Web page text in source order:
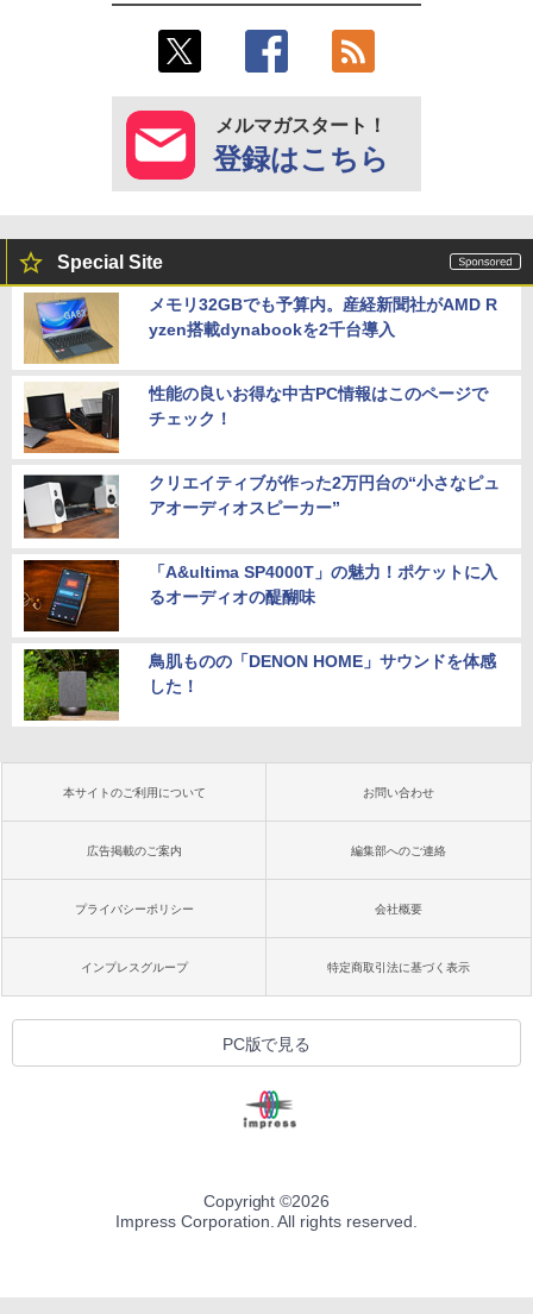
メルマガスタート！
登録はこちら
Special Site
メモリ32GBでも予算内。産経新聞社がAMD R
yzen搭載dynabookを2千台導入
性能の良いお得な中古PC情報はこのページで
チェック！
クリエイティブが作った2万円台の“小さなピュ
アオーディオスピーカー”
「A&ultima SP4000T」の魅力！ポケットに入
るオーディオの醍醐味
鳥肌ものの「DENON HOME」サウンドを体感
した！
本サイトのご利用について お問い合わせ
広告掲載のご案内 編集部へのご連絡
プライバシーポリシー 会社概要
インプレスグループ 特定商取引法に基づく表示
PC版で見る
Copyright ©2026
Impress Corporation. All rights reserved.